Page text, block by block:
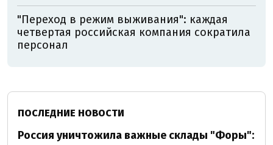
"Переход в режим выживания": каждая
четвертая российская компания сократила
персонал
ПОСЛЕДНИЕ НОВОСТИ
Россия уничтожила важные склады "Форы":